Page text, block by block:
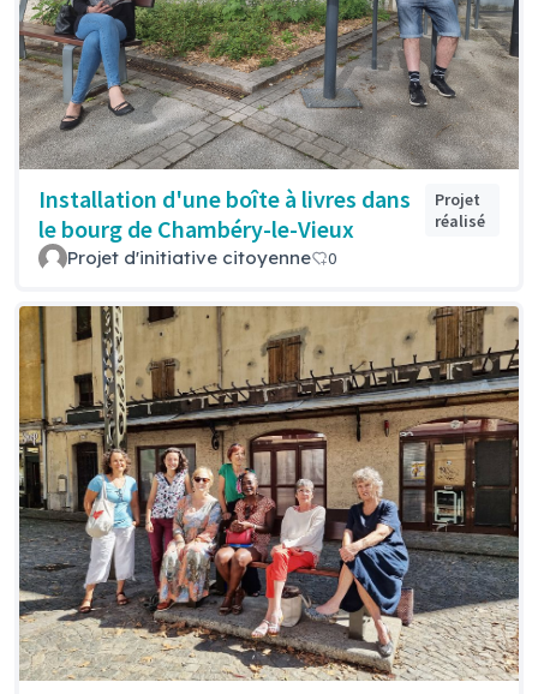
Installation d'une boîte à livres dans
le bourg de Chambéry-le-Vieux
Projet
réalisé
Projet d'initiative citoyenne 0